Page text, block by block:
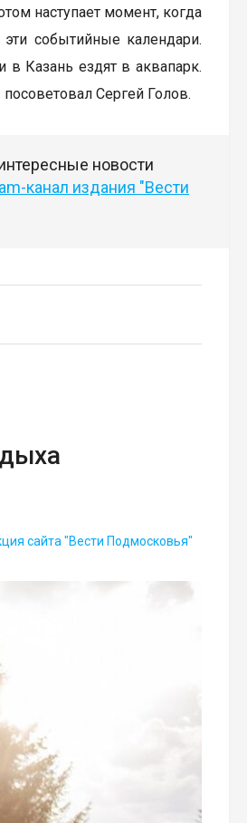
наступает момент, когда
событийные календари.
в Казань ездят в аквапарк.
Сергей Голов.
новости
канал издания "Вести
сайта "Вести Подмосковья"